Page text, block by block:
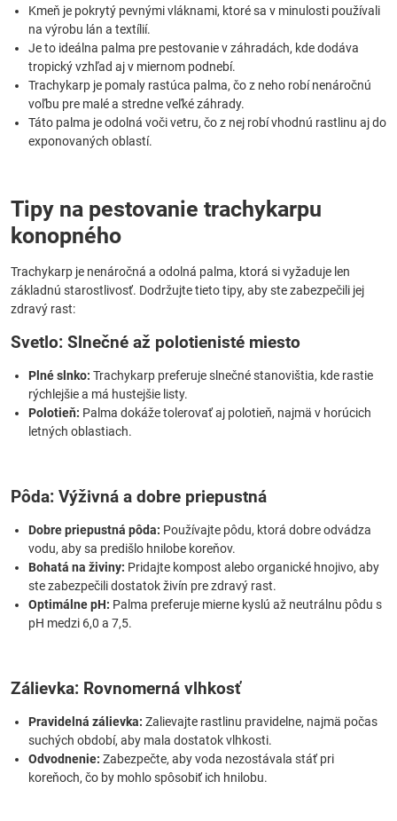
Kmeň je pokrytý pevnými vláknami, ktoré sa v minulosti používali
na výrobu lán a textílií.
Je to ideálna palma pre pestovanie v záhradách, kde dodáva
tropický vzhľad aj v miernom podnebí.
Trachykarp je pomaly rastúca palma, čo z neho robí nenáročnú
voľbu pre malé a stredne veľké záhrady.
Táto palma je odolná voči vetru, čo z nej robí vhodnú rastlinu aj do
exponovaných oblastí.
Tipy na pestovanie trachykarpu
konopného
Trachykarp je nenáročná a odolná palma, ktorá si vyžaduje len
základnú starostlivosť. Dodržujte tieto tipy, aby ste zabezpečili jej
zdravý rast:
Svetlo: Slnečné až polotienisté miesto
Plné slnko: Trachykarp preferuje slnečné stanovištia, kde rastie
rýchlejšie a má hustejšie listy.
Polotieň: Palma dokáže tolerovať aj polotieň, najmä v horúcich
letných oblastiach.
Pôda: Výživná a dobre priepustná
Dobre priepustná pôda: Používajte pôdu, ktorá dobre odvádza
vodu, aby sa predišlo hnilobe koreňov.
Bohatá na živiny: Pridajte kompost alebo organické hnojivo, aby
ste zabezpečili dostatok živín pre zdravý rast.
Optimálne pH: Palma preferuje mierne kyslú až neutrálnu pôdu s
pH medzi 6,0 a 7,5.
Zálievka: Rovnomerná vlhkosť
Pravidelná zálievka: Zalievajte rastlinu pravidelne, najmä počas
suchých období, aby mala dostatok vlhkosti.
Odvodnenie: Zabezpečte, aby voda nezostávala stáť pri
koreňoch, čo by mohlo spôsobiť ich hnilobu.